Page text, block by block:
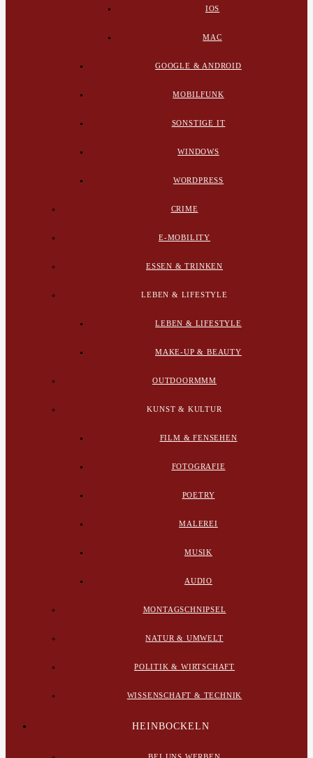
IOS
MAC
GOOGLE & ANDROID
MOBILFUNK
SONSTIGE IT
WINDOWS
WORDPRESS
CRIME
E-MOBILITY
ESSEN & TRINKEN
LEBEN & LIFESTYLE
LEBEN & LIFESTYLE
MAKE-UP & BEAUTY
OUTDOORMMM
KUNST & KULTUR
FILM & FENSEHEN
FOTOGRAFIE
POETRY
MALEREI
MUSIK
AUDIO
MONTAGSCHNIPSEL
NATUR & UMWELT
POLITIK & WIRTSCHAFT
WISSENSCHAFT & TECHNIK
HEINBOCKELN